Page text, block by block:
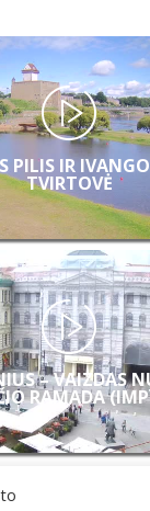
PILIS IR
TVIRTOVĖ
– VAIZDAS
RAMADA